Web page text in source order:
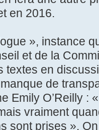
en 2016.
», instance
et de la
textes en
de
Emily O’Reilly :
vraiment
sont prises ».